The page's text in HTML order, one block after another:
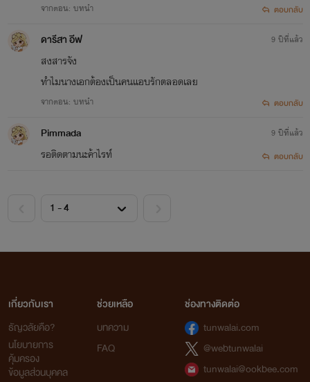
จากตอน: บทนำ ตอบกลับ
ดารีสา อีฟ
สงสารจัง
ทำไมนางเอกต้องเป็นคนแอบรักตลอดเลย
จากตอน: บทนำ
9 ปีที่แล้ว
ตอบกลับ
Pimmada
รอติดตามนะค้าไรท์
9 ปีที่แล้ว
ตอบกลับ
เกี่ยวกับเรา
ธัญวลัยคือ?
นโยบายการ
คุ้มครอง
ข้อมูลส่วนบุคคล
ช่วยเหลือ
บทความ
FAQ
ช่องทางติดต่อ
tunwalai.com
@webtunwalai
tunwalai@ookbee.com